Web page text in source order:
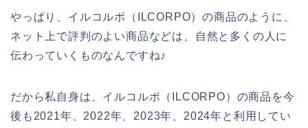
やっぱり、イルコルポ（ILCORPO）の商品のように、
ネット上で評判のよい商品などは、自然と多くの人に
伝わっていくものなんですね♪
だから私自身は、イルコルポ（ILCORPO）の商品を今
後も2021年、2022年、2023年、2024年と利用してい